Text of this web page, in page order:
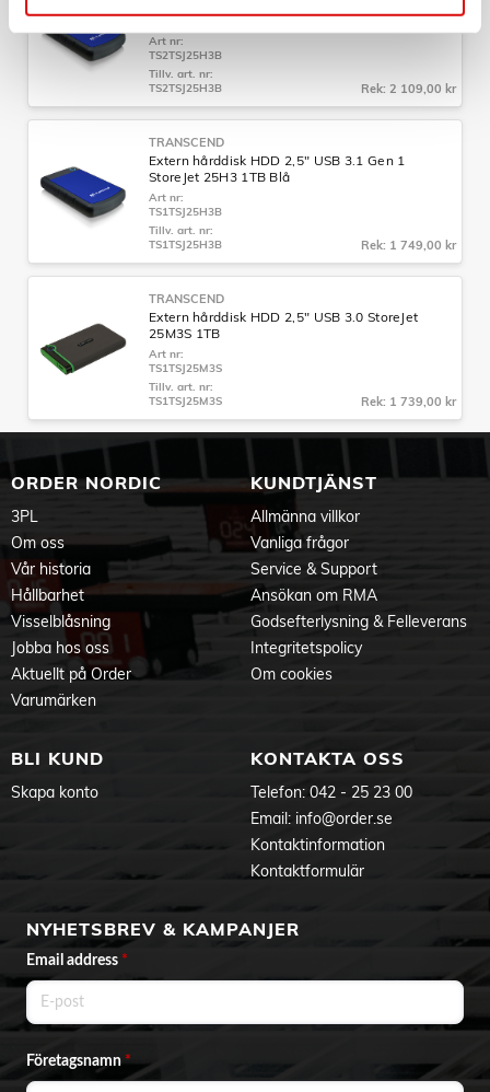
StoreJet 25H3 2TB Blå
Art nr:
TS2TSJ25H3B
Tillv. art. nr:
TS2TSJ25H3B
Rek: 2 109,00 kr
TRANSCEND
Extern hårddisk HDD 2,5" USB 3.1 Gen 1
StoreJet 25H3 1TB Blå
Art nr:
TS1TSJ25H3B
Tillv. art. nr:
TS1TSJ25H3B
Rek: 1 749,00 kr
TRANSCEND
Extern hårddisk HDD 2,5" USB 3.0 StoreJet
25M3S 1TB
Art nr:
TS1TSJ25M3S
Tillv. art. nr:
TS1TSJ25M3S
Rek: 1 739,00 kr
ORDER NORDIC
3PL
Om oss
Vår historia
Hållbarhet
Visselblåsning
Jobba hos oss
Aktuellt på Order
Varumärken
KUNDTJÄNST
Allmänna villkor
Vanliga frågor
Service & Support
Ansökan om RMA
Godsefterlysning & Felleverans
Integritetspolicy
Om cookies
BLI KUND
Skapa konto
KONTAKTA OSS
Telefon: 042 - 25 23 00
Email: info@order.se
Kontaktinformation
Kontaktformulär
NYHETSBREV & KAMPANJER
Email address *
Företagsnamn*